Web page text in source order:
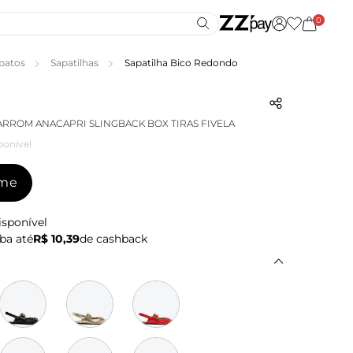
0
Sapatilhas Sapatilha Bico Redondo
ANACAPRI SLINGBACK BOX TIRAS FIVELA
atéR$ 10,39de cashback